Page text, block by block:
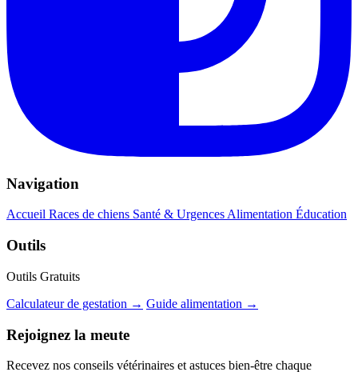
Navigation
Accueil Races de chiens Santé & Urgences Alimentation Éducation
Outils
Outils Gratuits
Calculateur de gestation → Guide alimentation →
Rejoignez la meute
Recevez nos conseils vétérinaires et astuces bien-être chaque